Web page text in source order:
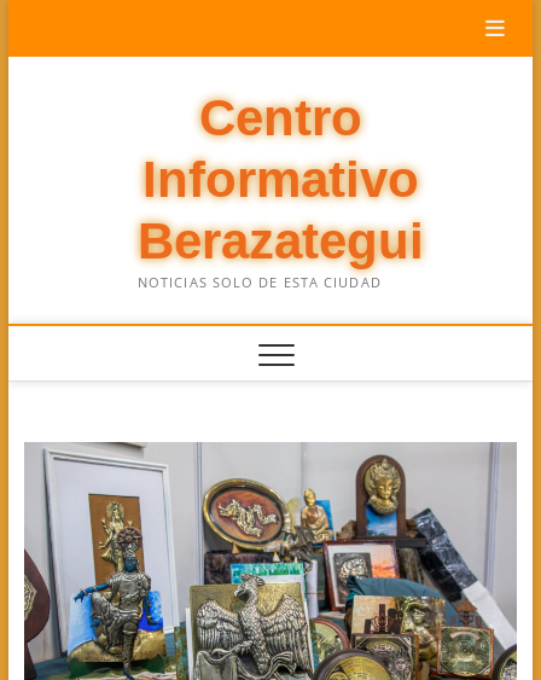
Centro
Informativo
Berazategui
NOTICIAS SOLO DE ESTA CIUDAD